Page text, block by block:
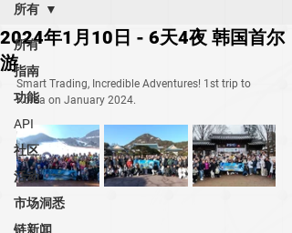
所有
指南
功能
API
社区
活动
市场洞悉
链新闻
所有
2024年1月10日 - 6天4夜 韩国首尔
游
Smart Trading, Incredible Adventures! 1st trip to
Korea on January 2024.